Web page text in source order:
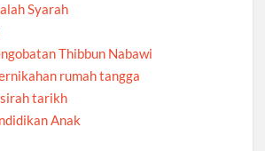
Syarah
Thibbun Nabawi
rumah tangga
tarikh
Anak